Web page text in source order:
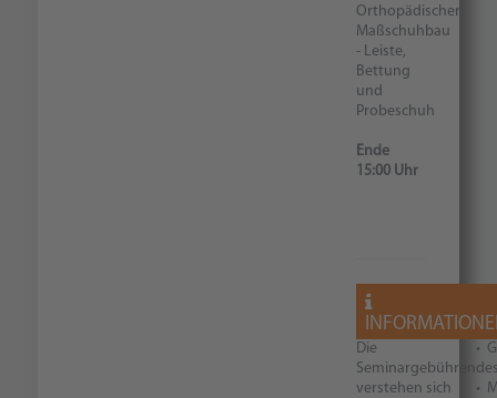
Orthopädischer
Maßschuhbau
- Leiste,
Bettung
und
Probeschuh
Ende
15:00 Uhr
Die
Seminargebühren
verstehen sich
•
•